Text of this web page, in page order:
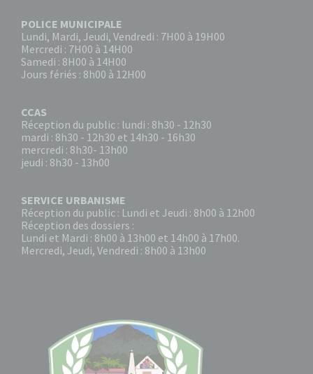
POLICE MUNICIPALE
Lundi, Mardi, Jeudi, Vendredi : 7H00 à 19H00
Mercredi : 7H00 à 14H00
Samedi : 8H00 à 14H00
Jours fériés : 8h00 à 12H00
CCAS
Réception du public : lundi : 8h30 - 12h30
mardi : 8h30 - 12h30 et 14h30 - 16h30
mercredi : 8h30- 13h00
jeudi : 8h30 - 13h00
SERVICE URBANISME
Réception du public : Lundi et Jeudi : 8h00 à 12h00
Réception des dossiers :
Lundi et Mardi : 8h00 à 13h00 et 14h00 à 17h00.
Mercredi, Jeudi, Vendredi : 8h00 à 13h00